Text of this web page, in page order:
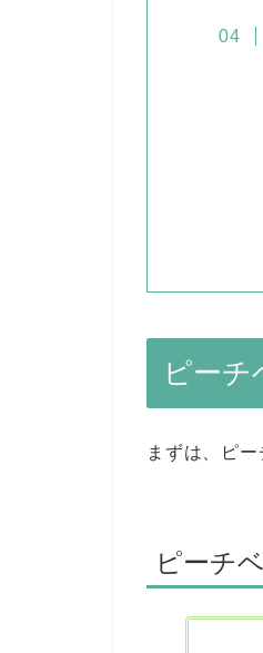
ピーチ
まずは、ピ
ピーチ